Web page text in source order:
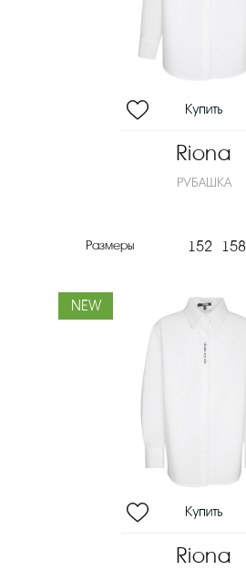
Riona
РУБАШКА
Размеры 152 158
NEW
Riona